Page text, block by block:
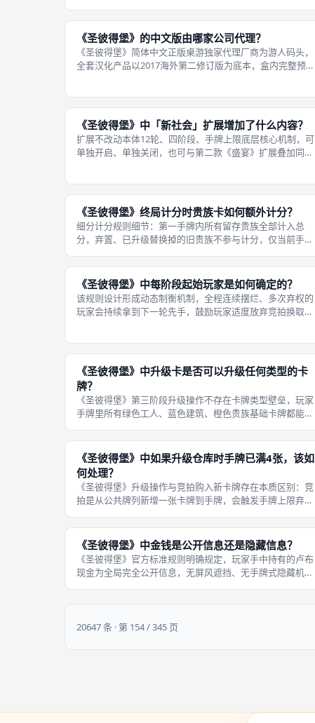
做工属于线上标准中上游水准，卡牌不易分层弯折，卢布指
示物厚度充足，无廉价薄纸片质感。
《圣彼得堡》的中文版由哪家公司代理？
《圣彼得堡》简体中文正版桌游独家代理厂商为游人码头，
全套汉化产品以2017海外第二修订版为底本，盒内完整预装
充包，是国内唯一合规简体中文
《圣彼得堡》中「新社会」扩展增加了什么内容？
扩展不改动本体12轮、四阶段、手牌上限底层核心机制，可
单独开启、单独关闭，也可与第二款《盛宴》扩展叠加同时
一款官方扩展《新社会New
《圣彼得堡》终局计分时贵族卡如何额外计分？
细分计分规则细节：第一手牌内所有留存贵族全部计入总
分，弃置、已升级替换掉的旧贵族不参与计分，仅当前手牌
分值，不再叠加原有低阶贵族分数，替换下来的基础贵族作
废不计分；第三无贵族成套奖励，同时
《圣彼得堡》中每阶段起始玩家是如何确定的？
该规则设计形成动态制衡机制，全程连续摆烂、多次弃权的
玩家会持续拿到下一轮先手，鼓励玩家适度放弃竞拍换取下
弈差距。《圣彼得堡》起始玩家分首
《圣彼得堡》中升级卡是否可以升级任何类型的卡
牌？
《圣彼得堡》第三阶段升级操作不存在卡牌类型壁垒，玩家
手牌里所有绿色工人、蓝色建筑、橙色贵族基础卡牌都能作
自身运营路线自由选择改造目标。存在两条硬性约束不能忽
略：第一单张卡牌终身仅能升级一次
《圣彼得堡》中如果升级仓库时手牌已满4张，该如
何处理？
《圣彼得堡》升级操作与竞拍购入新卡牌存在本质区别：竞
拍是从公共牌列新增一张卡牌到手牌，会触发手牌上限弃置
牌总数量，因此无论当前手牌是否已满4张，升级仓库都不
需要弃置任意卡牌。完整升级仓库结
《圣彼得堡》中金钱是公开信息还是隐藏信息？
《圣彼得堡》官方标准规则明确规定，玩家手中持有的卢布
现金为全局完全公开信息，无屏风遮挡、无手牌式隐藏机
20647 条 · 第 154 / 345 页